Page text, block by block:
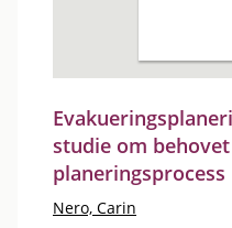
studie om
planeringsprocess
Nero, Carin